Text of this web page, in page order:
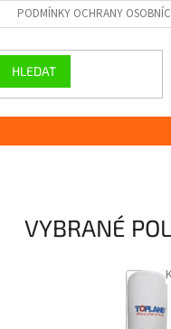
PODMÍNKY OCHRANY
HLEDAT
VYBRANÉ